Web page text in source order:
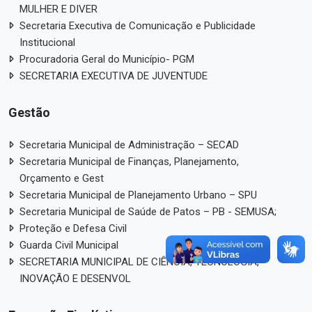
MULHER E DIVER
Secretaria Executiva de Comunicação e Publicidade
Institucional
Procuradoria Geral do Município- PGM
SECRETARIA EXECUTIVA DE JUVENTUDE
Gestão
Secretaria Municipal de Administração – SECAD
Secretaria Municipal de Finanças, Planejamento,
Orçamento e Gest
Secretaria Municipal de Planejamento Urbano – SPU
Secretaria Municipal de Saúde de Patos – PB - SEMUSA;
Proteção e Defesa Civil
Guarda Civil Municipal
SECRETARIA MUNICIPAL DE CIÊNCIA, TECNOLOGIA,
INOVAÇÃO E DESENVOL